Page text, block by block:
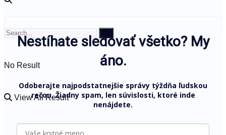
No Result
View All Result
Nestíhate sledovať všetko? My
áno.
Odoberajte najpodstatnejšie správy týždňa ľudskou
rečou. Žiadny spam, len súvislosti, ktoré inde
nenájdete.